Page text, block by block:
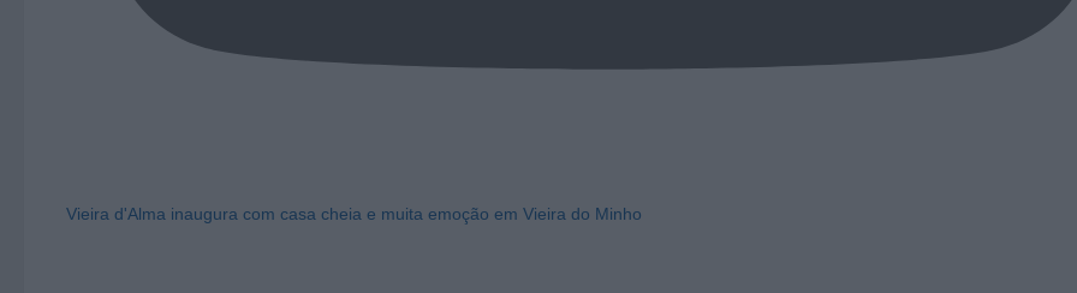
Vieira d'Alma inaugura com casa cheia e muita emoção em Vieira do Minho